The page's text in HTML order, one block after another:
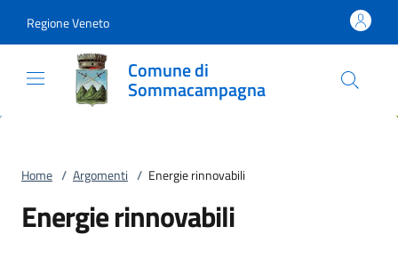
Regione Veneto
Comune di
Sommacampagna
Home / Argomenti / Energie rinnovabili
Energie rinnovabili